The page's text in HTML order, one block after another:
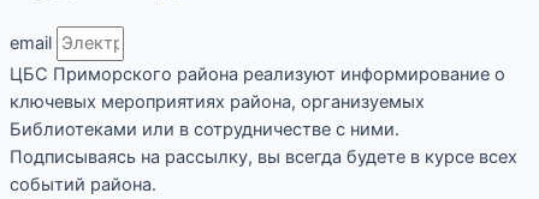
email
ЦБС Приморского района реализуют информирование о
ключевых мероприятиях района, организуемых
Библиотеками или в сотрудничестве с ними.
Подписываясь на рассылку, вы всегда будете в курсе всех
событий района.